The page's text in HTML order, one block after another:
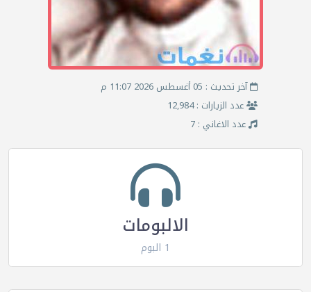
آخر تحديث : 05 أغسطس 2026 11:07 م
عدد الزيارات : 12,984
عدد الاغاني : 7
الالبومات
1 البوم